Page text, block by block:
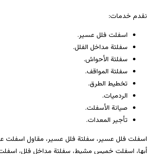
نقدم خدمات:
اسفلت فلل عسير.
سفلتة مداخل الفلل.
سفلتة الأحواش.
سفلتة المواقف.
تخطيط الطرق.
الردميات.
صيانة الأسفلت.
تأجير المعدات.
اسفلت فلل عسير، سفلتة فلل عسير، مقاول اسفلت
أبها، اسفلت خميس مشيط، سفلتة مداخل فلل،